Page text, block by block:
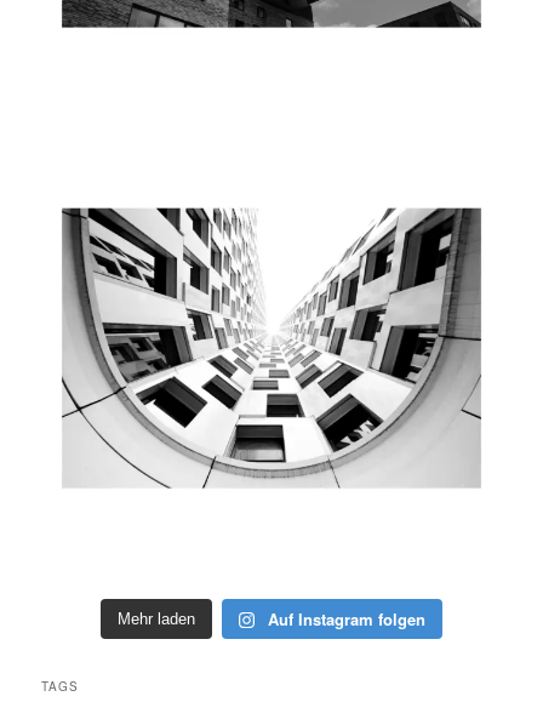
Mehr laden Auf Instagram folgen
TAGS